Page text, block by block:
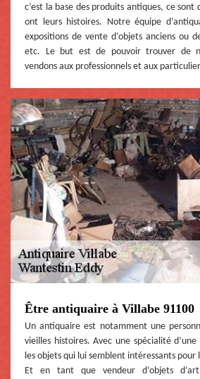
c’est la base des produits antiques, ce sont
ont leurs histoires. Notre équipe
expositions de vente d’objets anciens ou
etc. Le but est de pouvoir trouver de
vendons aux professionnels et aux
Être antiquaire à Villabe 91100
Un antiquaire est notamment une
vieilles histoires. Avec une spécialité
les objets qui lui semblent intéressants
Et en tant que vendeur d’objets